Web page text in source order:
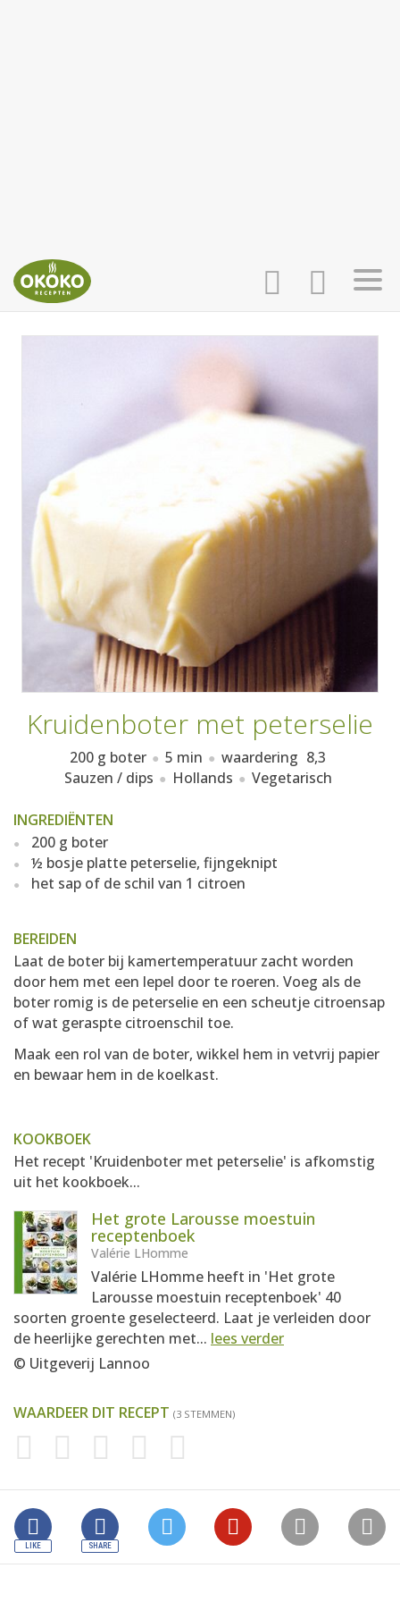
AANMELDEN
HOME
RECEPTEN
WEEKMENU'S
KOOKBOEKEN
Kruidenboter met peterselie
200 g boter 5 min waardering 8,3
Sauzen / dips
Hollands Vegetarisch
INGREDIËNTEN
200 g boter
½ bosje platte peterselie, fijngeknipt
het sap of de schil van 1 citroen
BEREIDEN
Laat de boter bij kamertemperatuur zacht worden
door hem met een lepel door te roeren. Voeg als de
boter romig is de peterselie en een scheutje citroensap
of wat geraspte citroenschil toe.
Maak een rol van de boter, wikkel hem in vetvrij papier
en bewaar hem in de koelkast.
KOOKBOEK
Het recept 'Kruidenboter met peterselie' is afkomstig
uit het kookboek...
Het grote Larousse moestuin
receptenboek
Valérie LHomme
Valérie LHomme heeft in 'Het grote
Larousse moestuin receptenboek' 40
soorten groente geselecteerd. Laat je verleiden door
de heerlijke gerechten met... lees verder
© Uitgeverij Lannoo
WAARDEER DIT RECEPT (3 STEMMEN)